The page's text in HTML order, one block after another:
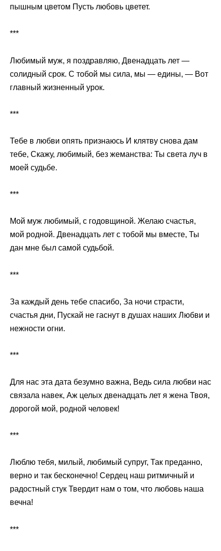
пышным цветом Пусть любовь цветет.
***
Любимый муж, я поздравляю, Двенадцать лет —
солидный срок. С тобой мы сила, мы — едины, — Вот
главный жизненный урок.
***
Тебе в любви опять признаюсь И клятву снова дам
тебе, Скажу, любимый, без жеманства: Ты света луч в
моей судьбе.
***
Мой муж любимый, с годовщиной. Желаю счастья,
мой родной. Двенадцать лет с тобой мы вместе, Ты
дан мне был самой судьбой.
***
За каждый день тебе спасибо, За ночи страсти,
счастья дни, Пускай не гаснут в душах наших Любви и
нежности огни.
***
Для нас эта дата безумно важна, Ведь сила любви нас
связала навек, Аж целых двенадцать лет я жена Твоя,
дорогой мой, родной человек!
***
Люблю тебя, милый, любимый супруг, Так преданно,
верно и так бесконечно! Сердец наш ритмичный и
радостный стук Твердит нам о том, что любовь наша
вечна!
***